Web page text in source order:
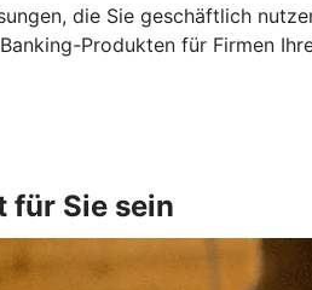
die Sie geschäftlich
Produkten für Firmen
für Sie sein